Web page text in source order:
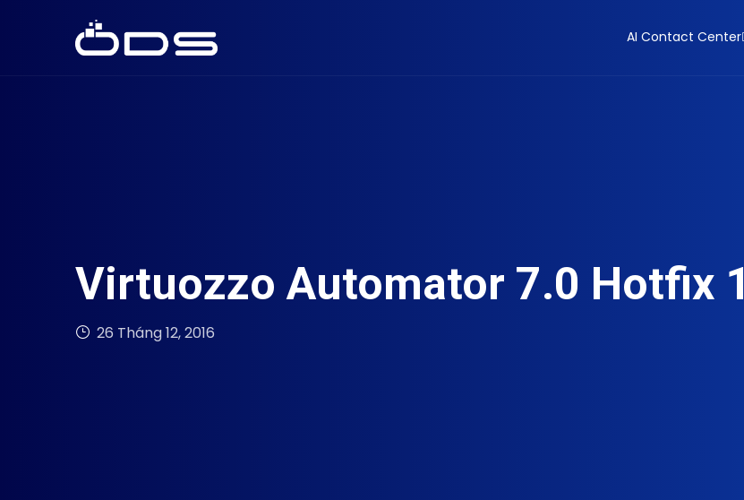
AI Contact Center
Virtuozzo Automator 7.0 Hotfix 1
26 Tháng 12, 2016